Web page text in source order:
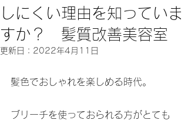
しにくい理由を知っていま
すか？ 髪質改善美容室
更新日： 2022年4月11日
髪色でおしゃれを楽しめる時代。
ブリーチを使っておられる方がとても